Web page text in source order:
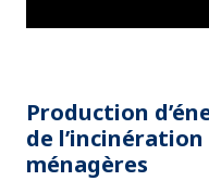
Production
de
ménagères